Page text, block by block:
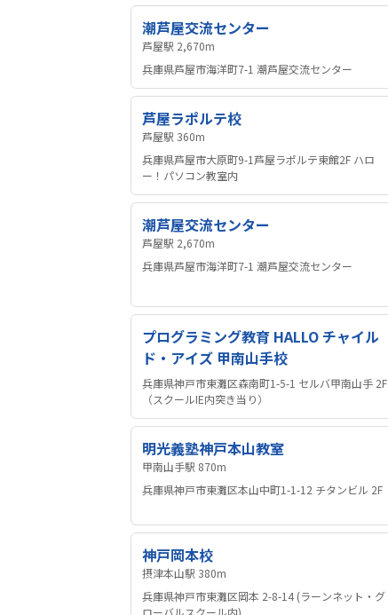
潮芦屋交流センター
芦屋駅 2,670m
兵庫県芦屋市海洋町7-1 潮芦屋交流センター
芦屋ラポルテ校
芦屋駅 360m
兵庫県芦屋市大原町9-1芦屋ラポルテ東館2F ハロ
ー！パソコン教室内
潮芦屋交流センター
芦屋駅 2,670m
兵庫県芦屋市海洋町7-1 潮芦屋交流センター
プログラミング教育 HALLO チャイル
ド・アイズ 甲南山手校
兵庫県神戸市東灘区森南町1-5-1 セルバ甲南山手 2F
（スクールIE内突き当り）
明光義塾神戸本山教室
甲南山手駅 870m
兵庫県神戸市東灘区本山中町1-1-12 チタンビル 2F
神戸岡本校
摂津本山駅 380m
兵庫県神戸市東灘区岡本 2-8-14 (ラーンネット・グ
ローバルスクール内)